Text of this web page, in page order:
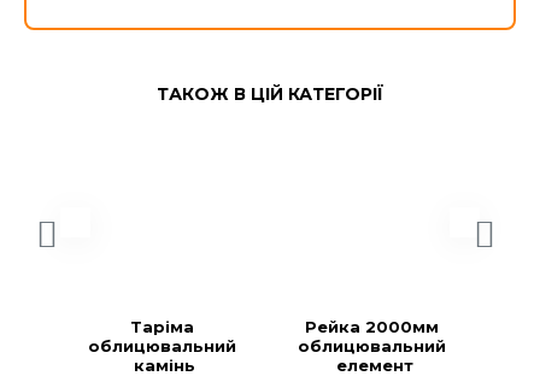
ТАКОЖ В ЦІЙ КАТЕГОРІЇ
Таріма
облицювальний
камінь
Рейка 2000мм
облицювальний
елемент